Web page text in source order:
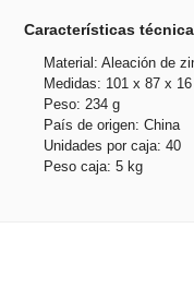
Características
Material: Aleación de
Medidas: 101 x 87 x
Peso: 234 g
País de origen: China
Unidades por caja: 40
Peso caja: 5 kg